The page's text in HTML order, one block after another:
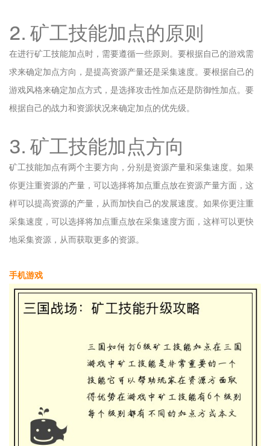
2. 矿工技能加点的原则
在进行矿工技能加点时，需要遵循一些原则。要根据自己的游戏需
求来确定加点方向，是提高资源产量还是采集速度。要根据自己的
游戏风格来确定加点方式，是选择攻击性加点还是防御性加点。要
根据自己的战力和资源状况来确定加点的优先级。
3. 矿工技能加点方向
矿工技能加点有两个主要方向，分别是资源产量和采集速度。如果
你更注重资源的产量，可以选择将加点重点放在资源产量方面，这
样可以提高资源的产量，从而加快自己的发展速度。如果你更注重
采集速度，可以选择将加点重点放在采集速度方面，这样可以更快
地采集资源，从而获取更多的资源。
手机游戏